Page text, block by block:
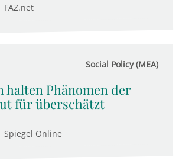
FAZ.net
Social Policy (MEA)
halten Phänomen der
für überschätzt
Spiegel Online